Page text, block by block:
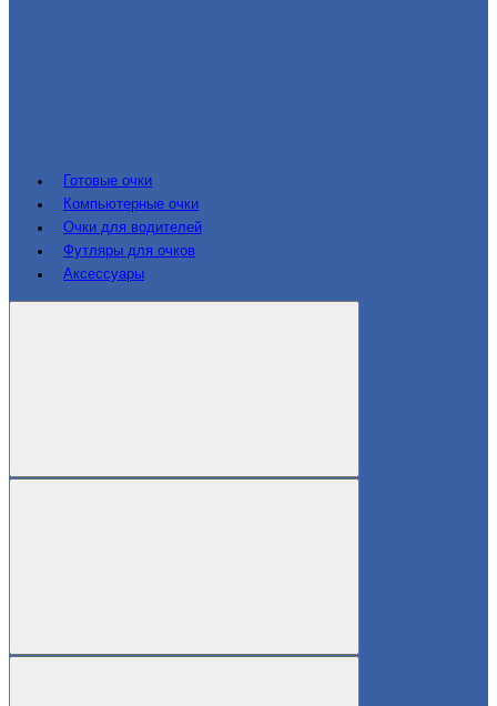
Готовые очки
Компьютерные очки
Очки для водителей
Футляры для очков
Аксессуары